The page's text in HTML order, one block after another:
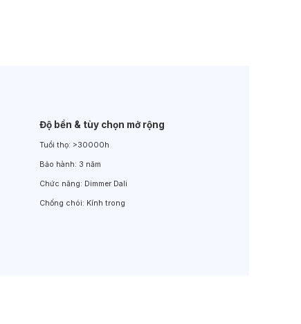
Độ bền & tùy chọn mở rộng
Tuổi thọ: >30000h
Bảo hành: 3 năm
Chức năng: Dimmer Dali
Chống chói: Kính trong